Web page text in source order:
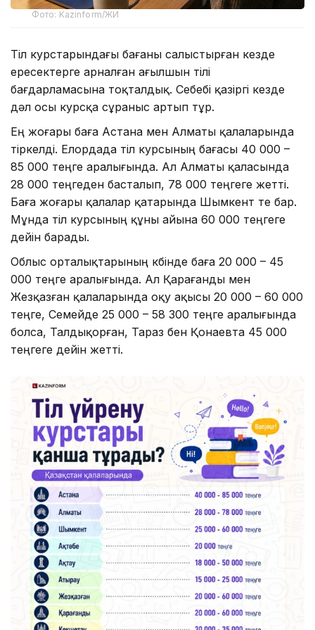
Фото: Kazinform/ЖИ
Тіл курстарындағы бағаны салыстырған кезде
ересектерге арналған ағылшын тілі
бағдарламасына тоқталдық. Себебі қазіргі кезде
дәл осы курсқа сұраныс артып тұр.
Ең жоғары баға Астана мен Алматы қалаларында
тіркелді. Елордада тіл курсының бағасы 40 000 –
85 000 теңге аралығында. Ал Алматы қаласында
28 000 теңгеден басталып, 78 000 теңгеге жетті.
Баға жоғары қалалар қатарында Шымкент те бар.
Мұнда тіл курсының құны айына 60 000 теңгеге
дейін барады.
Облыс орталықтарының көбінде баға 20 000 – 45
000 теңге аралығында. Ал Қарағанды мен
Жезқазған қалаларында оқу ақысы 20 000 – 60 000
теңге, Семейде 25 000 – 58 300 теңге аралығында
болса, Талдықорған, Тараз бен Қонаевта 45 000
теңгеге дейін жетті.